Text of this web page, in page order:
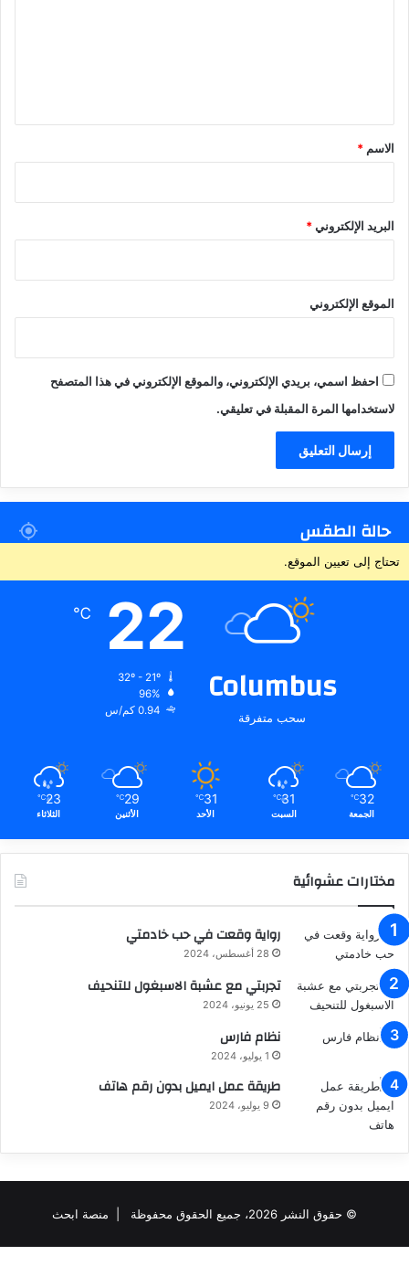
*
الاسم *
البريد الإلكتروني*
الموقع الإلكتروني
احفظ اسمي، بريدي الإلكتروني، والموقع الإلكتروني في هذا المتصفح
لاستخدامها المرة المقبلة في تعليقي.
حالة الطقس
تحتاج إلى تعيين الموقع.
Columbus
سحب متفرقة
22
℃
96%
0.94 كم/س
32
℃
الجمعة
31
℃
السبت
31
℃
الأحد
29
℃
الأثنين
23
℃
الثلاثاء
مختارات عشوائية
رواية وقعت في حب خادمتي
28 أغسطس، 2024
تجربتي مع عشبة الاسبغول للتنحيف
25 يونيو، 2024
نظام فارس
1 يوليو، 2024
طريقة عمل ايميل بدون رقم هاتف
9 يوليو، 2024
© حقوق النشر 2026، جميع الحقوق محفوظة | منصة ابحث